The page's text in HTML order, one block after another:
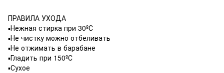
ПРАВИЛА УХОДА
▪️Нежная стирка при 30ºС
▪️Не чистку можно отбеливать
▪️Не отжимать в барабане
▪️Гладить при 150ºС
▪️Сухое